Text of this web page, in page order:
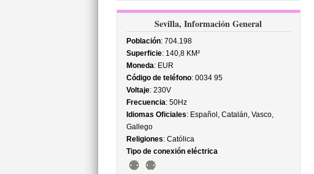
Sevilla, Información General
Población: 704.198
Superficie: 140,8 KM²
Moneda: EUR
Código de teléfono: 0034 95
Voltaje: 230V
Frecuencia: 50Hz
Idiomas Oficiales: Español, Catalán, Vasco,
Gallego
Religiones: Católica
Tipo de conexión eléctrica